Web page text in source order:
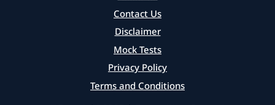
Contact Us
Disclaimer
Mock Tests
Privacy Policy
Terms and Conditions